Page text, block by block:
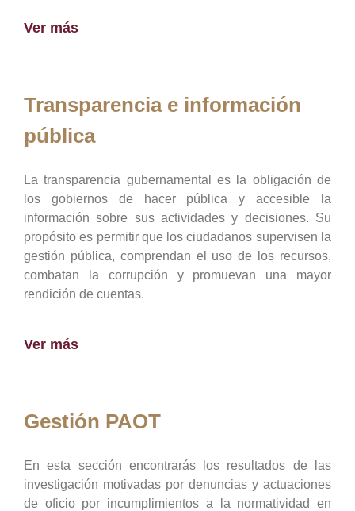
Ver más
Transparencia e información
pública
La transparencia gubernamental es la obligación de
los gobiernos de hacer pública y accesible la
información sobre sus actividades y decisiones. Su
propósito es permitir que los ciudadanos supervisen la
gestión pública, comprendan el uso de los recursos,
combatan la corrupción y promuevan una mayor
rendición de cuentas.
Ver más
Gestión PAOT
En esta sección encontrarás los resultados de las
investigación motivadas por denuncias y actuaciones
de oficio por incumplimientos a la normatividad en